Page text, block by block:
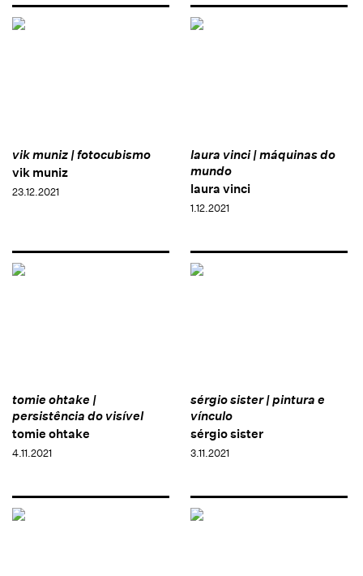
vik muniz | fotocubismo
vik muniz
23.12.2021
laura vinci | máquinas do
mundo
laura vinci
1.12.2021
tomie ohtake |
persistência do visível
tomie ohtake
4.11.2021
sérgio sister | pintura e
vínculo
sérgio sister
3.11.2021